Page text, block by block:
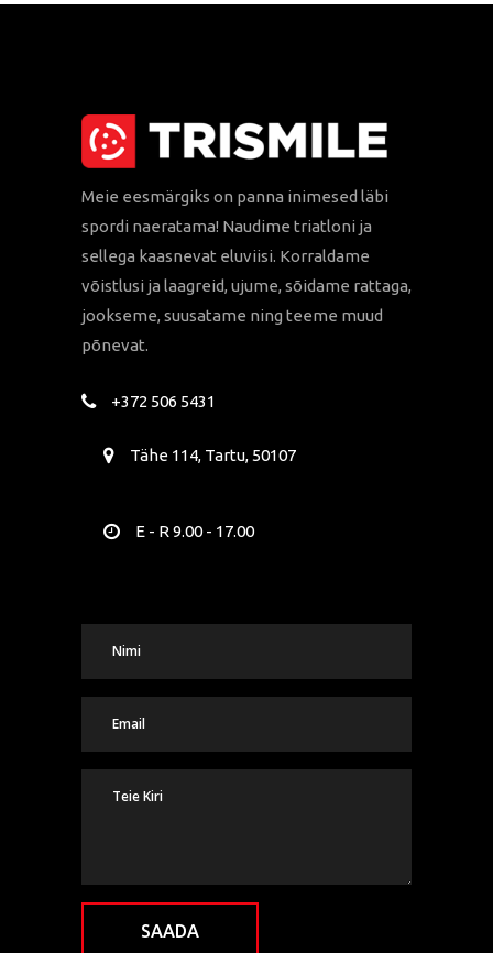
Meie eesmärgiks on panna inimesed läbi
spordi naeratama! Naudime triatloni ja
sellega kaasnevat eluviisi. Korraldame
võistlusi ja laagreid, ujume, sõidame rattaga,
jookseme, suusatame ning teeme muud
põnevat.
+372 506 5431
Tähe 114, Tartu, 50107
E - R 9.00 - 17.00